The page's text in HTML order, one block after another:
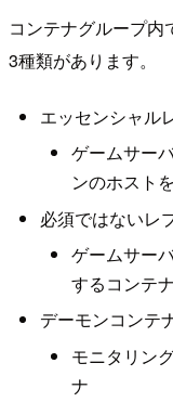
コンテナグループ
3種類があります。
エッセンシャル
ゲームサー
ンのホスト
必須ではないレ
ゲームサー
するコンテナ
デーモンコンテ
モニタリン
ナ